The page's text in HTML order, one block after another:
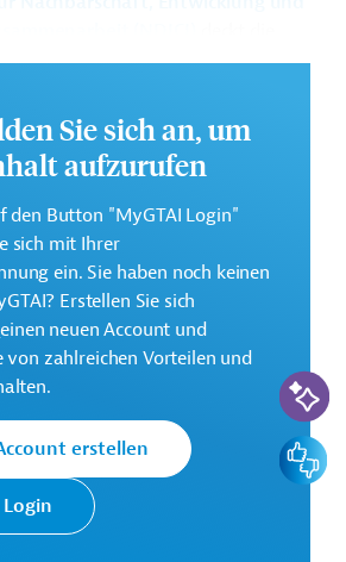
EU mit allen Drittländern in
Nachbarschaft ab.
(Multiannual Action
Israel, Jordanien, Libanon,
Gebiete und
Schwerpunktbereiche unterteilt
erreichen:
Zuweisung für die südliche
2021-2023: Finanzierung kleinerer
Aktivitäten zur Verwirklichung der
Nachbarschaft.
für technische Hilfe und
Sie sich an, um
aufzurufen
den Button "MyGTAI Login"
sich mit Ihrer
ein. Sie haben noch keinen
Erstellen Sie sich
einen neuen Account und
von zahlreichen Vorteilen und
erstellen
Login
KI-